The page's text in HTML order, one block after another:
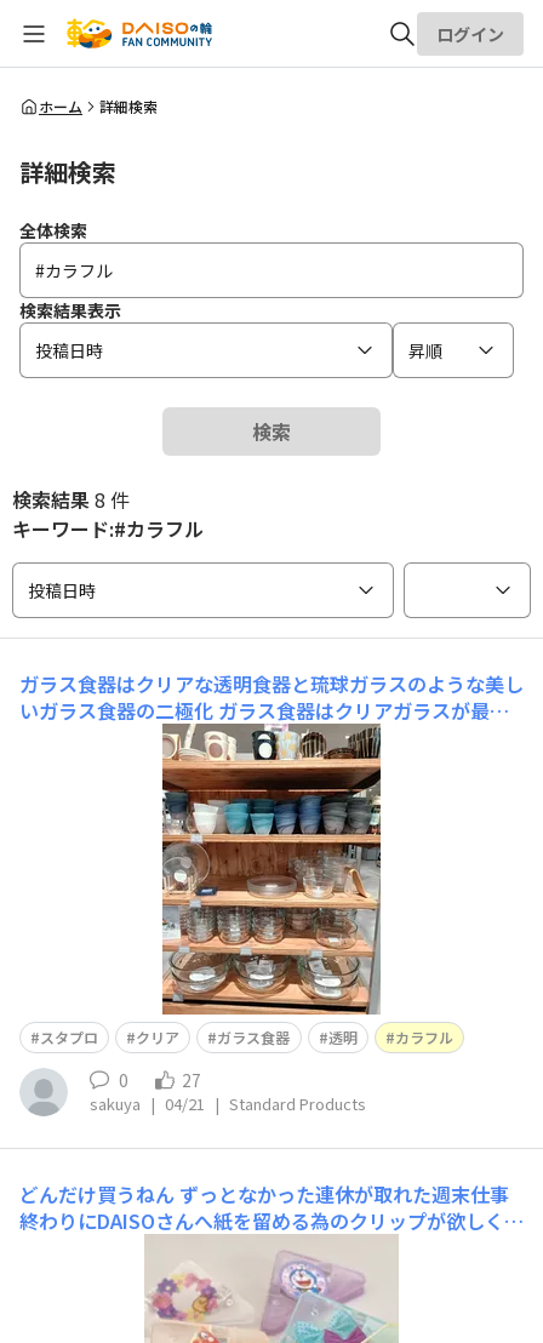
全体検索
ログイン
ホーム 詳細検索
詳細検索
全体検索
検索結果表示
投稿日時
昇順
検索
検索結果8 件
キーワード:#カラフル
投稿日時
ガラス食器はクリアな透明食器と琉球ガラスのような美し
いガラス食器の二極化 ガラス食器はクリアガラスが最初
は多いイメージでしたが、最近はカラフルなものが増えま
したね。しかも、琉球ガラスのような波や海を感じさせて
くれる、見た目にも美しい食器たちです。
スタプロ クリア ガラス食器 透明 カラフル
0 27
sakuya | 04/21 | Standard Products
どんだけ買うねん ずっとなかった連休が取れた週末仕事
終わりにDAISOさんへ紙を留める為のクリップが欲しく
て。紙から 飛び出ないタイプが欲しかったのに、明るい
ゴールドと顔文字タイプのかわいさに予定外のものまで
カゴにww想定してた商品はなかったけどコーナーを留め
るクリップ発見。コピー紙 50枚迄いけるそう!!早速 シ